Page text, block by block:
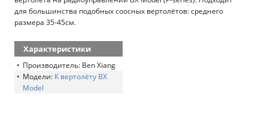
для большинства подобных соосных вертолётов: среднего
размера 35-45см.
Характеристики
Производитель: Ben Xiang
Модели: К вертолёту BX
Model